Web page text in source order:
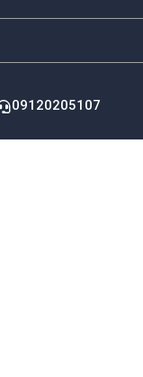
09120205107